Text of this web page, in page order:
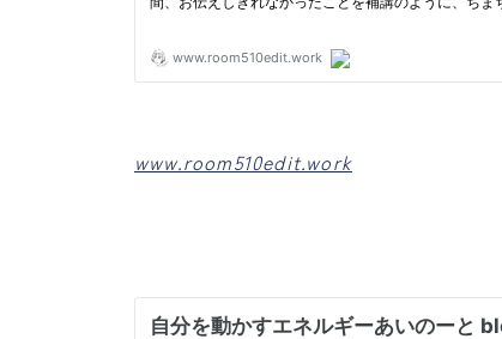
www.room510edit.work